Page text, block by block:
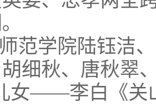
范学院陆钰洁
细秋、唐秋翠
女——李白《关